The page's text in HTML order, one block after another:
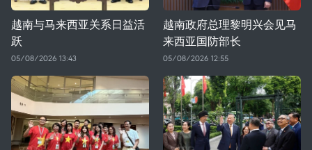
越南与马来西亚关系日益活
跃
05/08/2026 13:43
越南政府总理黎明兴会见马
来西亚国防部长
05/08/2026 12:55